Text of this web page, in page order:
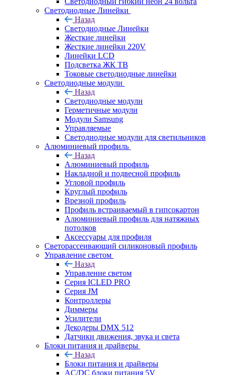
Светодиодные Линейки
Назад
Светодиодные Линейки
Жесткие линейки
Жесткие линейки 220V
Линейки LCD
Подсветка ЖК ТВ
Токовые светодиодные линейки
Светодиодные модули
Назад
Светодиодные модули
Герметичные модули
Модули Samsung
Управляемые
Светодиодные модули для светильников
Алюминиевый профиль
Назад
Алюминиевый профиль
Накладной и подвесной профиль
Угловой профиль
Круглый профиль
Врезной профиль
Профиль встраиваемый в гипсокартон
Алюминиевый профиль для натяжных
потолков
Аксессуары для профиля
Светорассеивающий силиконовый профиль
Управление светом
Назад
Управление светом
Серия ICLED PRO
Серия JM
Контроллеры
Диммеры
Усилители
Декодеры DMX 512
Датчики движения, звука и света
Блоки питания и драйверы
Назад
Блоки питания и драйверы
AC/DC блоки питания 5V